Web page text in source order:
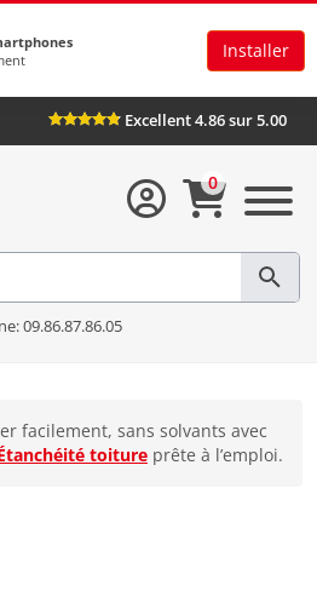
Installer
Excellent 4.86 sur
09.86.87.86.05
0
facilement, sans solvants avec
toiture prête à l’emploi.